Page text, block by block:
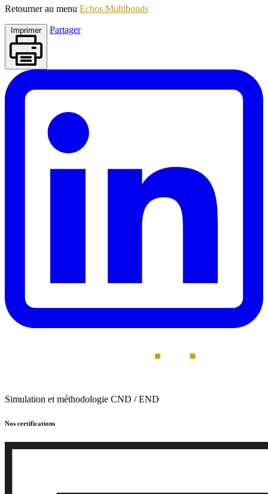
Retourner au menu Echos Multibonds
Imprimer Partager
Simulation et méthodologie CND / END
Nos certifications